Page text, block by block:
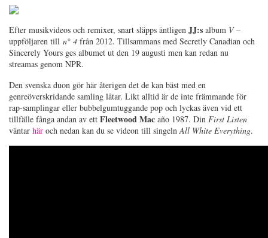
Efter musikvideos och remixer, snart släpps äntligen JJ:s album V–
uppföljaren till n° 4 från 2012. Tillsammans med Secretly Canadian och
Sincerely Yours ges albumet ut den 19 augusti men kan redan nu
streamas genom NPR.
Den svenska duon gör här återigen det de kan bäst med en
genreöverskridande samling låtar. Likt alltid är de inte främmande för
rap-samplingar eller bubbelgumtuggande pop och lyckas även vid ett
tillfälle fånga andan av ett Fleetwood Mac año 1987. Din First Listen
väntar här och nedan kan du se videon till singeln All White Everything.